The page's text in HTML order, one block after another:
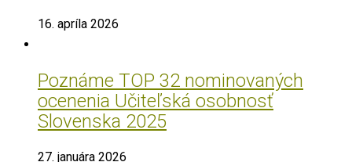
16. apríla 2026
Poznáme TOP 32 nominovaných
ocenenia Učiteľská osobnosť
Slovenska 2025
27. januára 2026